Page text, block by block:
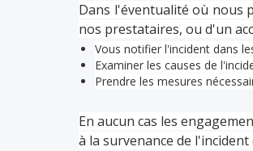
Dans l'éventualité où nous
nos prestataires, ou d'un
Vous notifier l'incident dans
Examiner les causes de
Prendre les mesures
En aucun cas les
à la survenance de